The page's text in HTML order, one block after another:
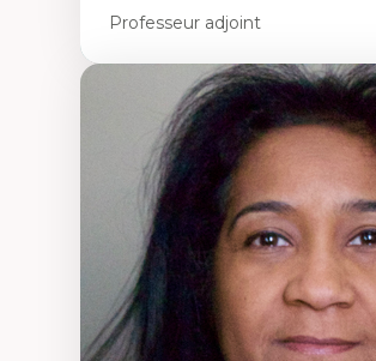
Professeur adjoint
Expertises
Innovation sociale
Technologies sociales
Entrepreneuriat social et collectif
Approches critiques et décoloniales
Discours, récits et narratologie en
management
Transformation socioéconomique
communautés marginalisées
Politiques d’inclusion et économie
Études organisationnelles critiques
Créativité et management culturel
Méthodologies qualitatives